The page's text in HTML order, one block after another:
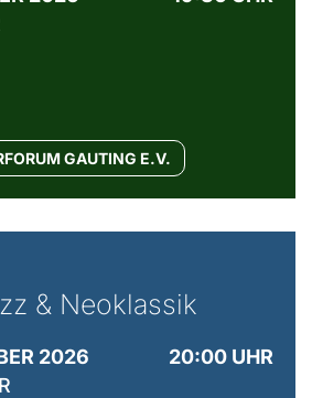
GAUTING E.V.
& Neoklassik
2026
20:00 UHR